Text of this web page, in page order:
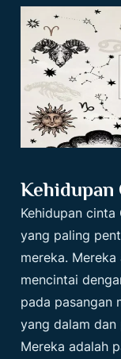
Kehidupan
Kehidupan cinta
yang paling
mereka.
mencintai
pada pasangan
yang dalam dan
Mereka adalah